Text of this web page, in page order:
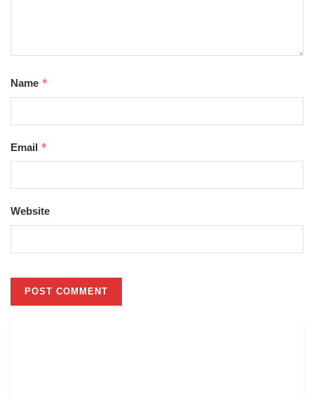
Name *
Email *
Website